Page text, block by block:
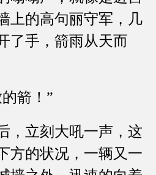
上的高句丽守军，几
了手，箭雨从天而
箭！”
立刻大吼一声，这
方的状况，一辆又一